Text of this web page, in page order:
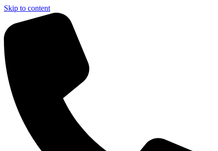
Skip to content